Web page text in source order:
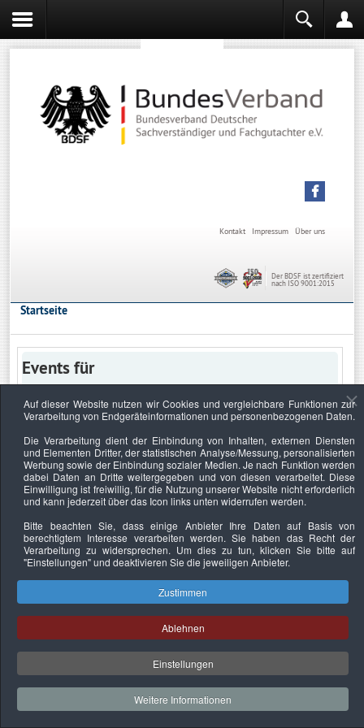
Über uns
Impressum
Kontakt
Der BDSF ist zertifiziert
nach ISO 9001:2015
Startseite
Events für
Keine Termine
Datenschutzerklärung Urheberrechtsnachweise Nachhaltigkeit
Copyright © 2026. Bundesverband Deutscher
Sachverständiger und Fachgutachter e.V..
Auf dieser Website nutzen wir Cookies und vergleichbare Funktionen zur
Verarbeitung von Endgeräteinformationen und personenbezogenen Daten.
Die Verarbeitung dient der Einbindung von Inhalten, externen Diensten
und Elementen Dritter, der statistischen Analyse/Messung, personalisierten
Werbung sowie der Einbindung sozialer Medien. Je nach Funktion werden
dabei Daten an Dritte weitergegeben und von diesen verarbeitet. Diese
Einwilligung ist freiwillig, für die Nutzung unserer Website nicht erforderlich
und kann jederzeit über das Icon links unten widerrufen werden.
Bitte beachten Sie, dass einige Anbieter Ihre Daten auf Basis von
berechtigtem Interesse verarbeiten werden. Sie haben das Recht der
Verarbeitung zu widersprechen. Um dies zu tun, klicken Sie bitte auf
"Einstellungen"und deaktivieren Sie die jeweiligen Anbieter.
Zustimmen
Ablehnen
Einstellungen
Weitere Informationen